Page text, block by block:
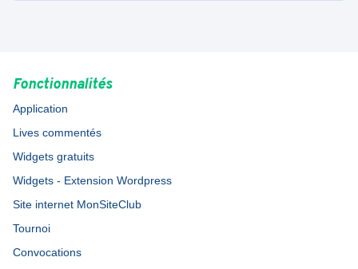
Fonctionnalités
Application
Lives commentés
Widgets gratuits
Widgets - Extension Wordpress
Site internet MonSiteClub
Tournoi
Convocations